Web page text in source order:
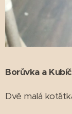
Borůvka a
Dvě malá